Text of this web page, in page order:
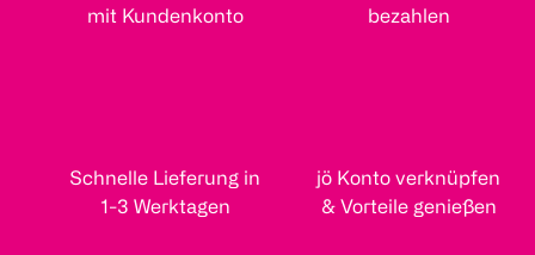
mit Kundenkonto
bezahlen
Schnelle Lieferung in
1-3 Werktagen
jö Konto verknüpfen
& Vorteile genießen